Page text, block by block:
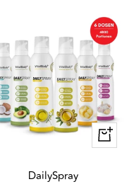
DailySpray